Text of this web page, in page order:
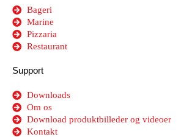
Bageri
Marine
Pizzaria
Restaurant
Support
Downloads
Om os
Download produktbilleder og videoer
Kontakt